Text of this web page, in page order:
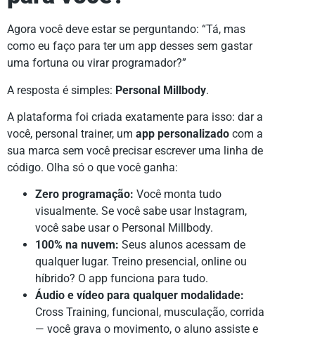
Agora você deve estar se perguntando: “Tá, mas
como eu faço para ter um app desses sem gastar
uma fortuna ou virar programador?”
A resposta é simples: Personal Millbody.
A plataforma foi criada exatamente para isso: dar a
você, personal trainer, um app personalizado com a
sua marca sem você precisar escrever uma linha de
código. Olha só o que você ganha:
Zero programação: Você monta tudo
visualmente. Se você sabe usar Instagram,
você sabe usar o Personal Millbody.
100% na nuvem: Seus alunos acessam de
qualquer lugar. Treino presencial, online ou
híbrido? O app funciona para tudo.
Áudio e vídeo para qualquer modalidade:
Cross Training, funcional, musculação, corrida
— você grava o movimento, o aluno assiste e